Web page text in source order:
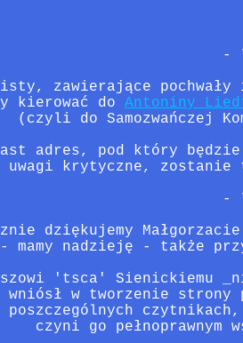
-
zawierające pochwały
kierować do Antoniny
(czyli do Samozwańczej
adres, pod który
uwagi krytyczne, zostanie
-
dziękujemy
mamy nadzieję - także
'tsca' Sienickiemu
wniósł w tworzenie strony
poszczególnych
czyni go pełnoprawnym